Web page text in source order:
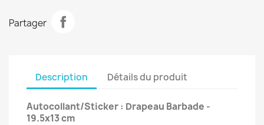
Partager
Description Détails du produit
Autocollant/Sticker : Drapeau Barbade -
19.5x13 cm